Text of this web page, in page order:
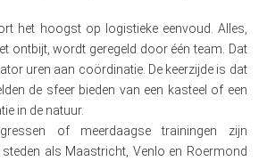
het hoogst op logistieke eenvoud. Alles,
ontbijt, wordt geregeld door één team. Dat
uren aan coördinatie. De keerzijde is dat
de sfeer bieden van een kasteel of een
in de natuur.
of meerdaagse trainingen zijn
als Maastricht, Venlo en Roermond